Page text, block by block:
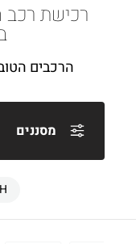
הַמְּסַיַּעַת
הָאֲתָר.
הרכבים
מסננים